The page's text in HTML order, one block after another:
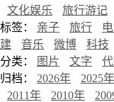
文化娱乐
旅行游记
标签： 亲子 旅行
建
音乐 微博 科技
分类：
图片 文字
归档： 2026年 2025年
2011年
2010年